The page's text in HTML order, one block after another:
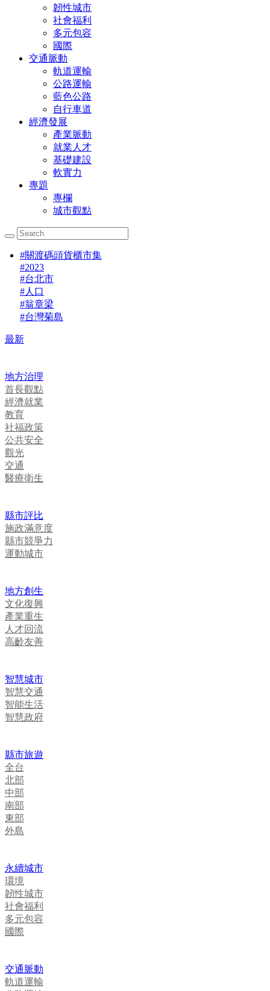
韌性城市
社會福利
多元包容
國際
交通脈動
軌道運輸
公路運輸
藍色公路
自行車道
經濟發展
產業脈動
就業人才
基礎建設
軟實力
專題
專欄
城市觀點
#關渡碼頭貨櫃市集
#2023
#台北市
#人口
#翁章梁
#台灣菊島
最新
地方治理
首長觀點
經濟就業
教育
社福政策
公共安全
觀光
交通
醫療衛生
縣市評比
施政滿意度
縣市競爭力
運動城市
地方創生
文化復興
產業重生
人才回流
高齡友善
智慧城市
智慧交通
智能生活
智慧政府
縣市旅遊
全台
北部
中部
南部
東部
外島
永續城市
環境
韌性城市
社會福利
多元包容
國際
交通脈動
軌道運輸